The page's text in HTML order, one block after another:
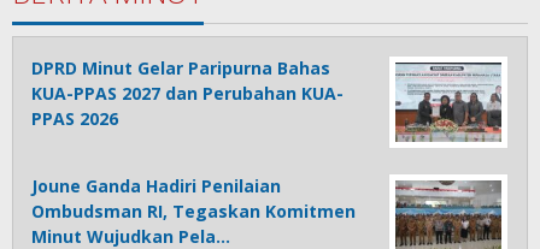
DPRD Minut Gelar Paripurna Bahas
KUA-PPAS 2027 dan Perubahan KUA-
PPAS 2026
Joune Ganda Hadiri Penilaian
Ombudsman RI, Tegaskan Komitmen
Minut Wujudkan Pela…